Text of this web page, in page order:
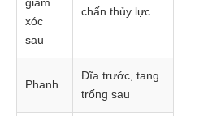
xóc
sau
chấn thủy lực
Phanh
Đĩa trước, tang
trống sau